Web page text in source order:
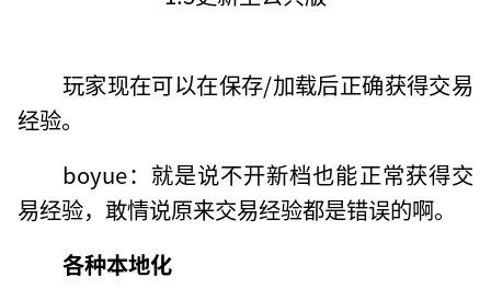
玩家现在可以在保存/加载后正确获得交易
经验。
boyue：就是说不开新档也能正常获得交
易经验，敢情说原来交易经验都是错误的啊。
各种本地化